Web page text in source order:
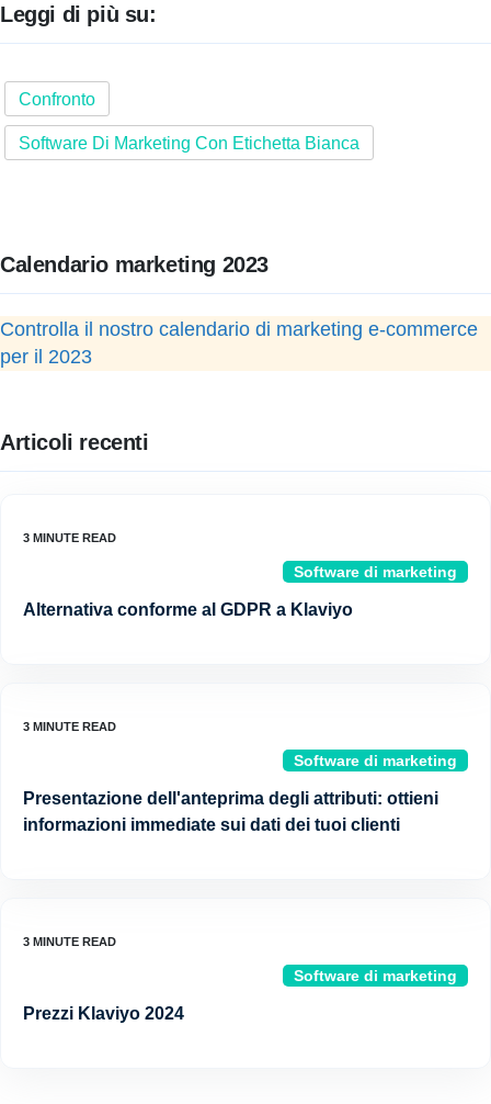
Leggi di più su:
Confronto
Software Di Marketing Con Etichetta Bianca
Calendario marketing 2023
Controlla il nostro calendario di marketing e-commerce
per il 2023
Articoli recenti
Software di marketing
Alternativa conforme al GDPR a Klaviyo
Software di marketing
Presentazione dell'anteprima degli attributi: ottieni
informazioni immediate sui dati dei tuoi clienti
Software di marketing
Prezzi Klaviyo 2024